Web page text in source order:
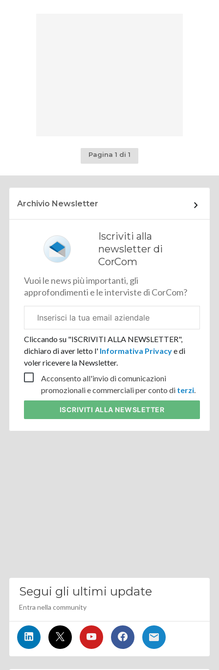
Pagina 1 di 1
Archivio Newsletter
Iscriviti alla
newsletter di
CorCom
Vuoi le news più importanti, gli
approfondimenti e le interviste di CorCom?
aziendale
Cliccando su "ISCRIVITI ALLA NEWSLETTER",
dichiaro di aver letto l' Informativa Privacye di
voler ricevere la Newsletter.
Acconsento all'invio di comunicazioni
promozionali e commerciali per conto di terzi.
ISCRIVITI ALLA NEWSLETTER
Segui gli ultimi update
Entra nella community